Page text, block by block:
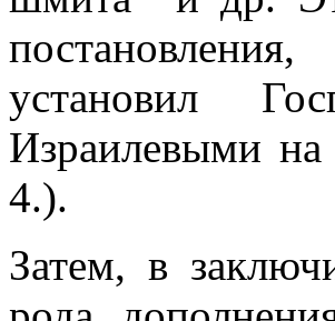
установил
Израилевыми
4.).
Затем, в